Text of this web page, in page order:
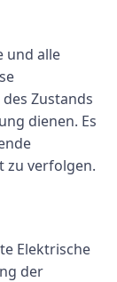
und alle
Zustands
dienen. Es
zu verfolgen.
Elektrische
der